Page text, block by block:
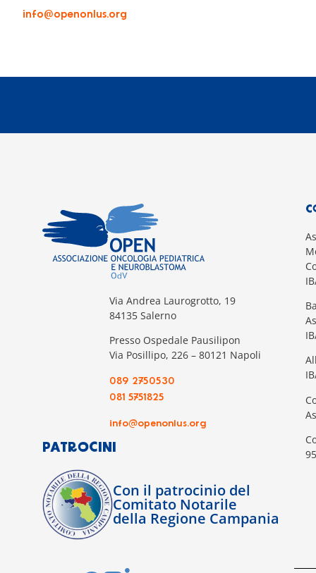
info@openonlus.org
Via Andrea Laurogrotto, 19
84135 Salerno
Presso Ospedale Pausilipon
Via Posillipo, 226 – 80121 Napoli
089 2750530
081 5751825
info@openonlus.org
PATROCINI
Con il patrocinio del
Comitato Notarile
della Regione Campania